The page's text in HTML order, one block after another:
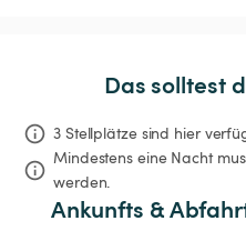
Das solltest
3 Stellplätze sind hier
Mindestens eine Nacht
werden.
Ankunfts &